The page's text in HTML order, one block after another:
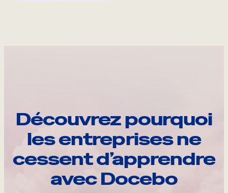
Découvrez pourquoi
les entreprises ne
cessent d’apprendre
avec Docebo